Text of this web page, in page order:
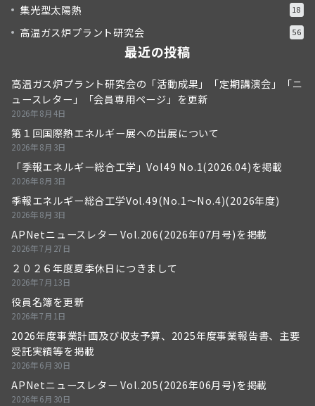
集光型太陽熱 18
高温ガス炉プラント研究会 56
最近の投稿
高温ガス炉プラント研究会の「活動成果」「定期講演会」「ニ
ュースレター」「会員専用ページ」を更新
2026年8月4日
第１回国際熱エネルギー展への出展について
2026年8月3日
「季報エネルギー総合工学」Vol49 No.1(2026.04)を掲載
2026年8月3日
季報エネルギー総合工学Vol.49(No.1～No.4)(2026年度)
2026年8月3日
APNetニュースレター Vol.206(2026年07月号)を掲載
2026年7月27日
２０２６年度夏季休日につきまして
2026年7月13日
役員名簿を更新
2026年7月1日
2026年度事業計画及び収支予算、2025年度事業報告書、主要
受託実績等を掲載
2026年6月30日
APNetニュースレター Vol.205(2026年06月号)を掲載
2026年6月30日